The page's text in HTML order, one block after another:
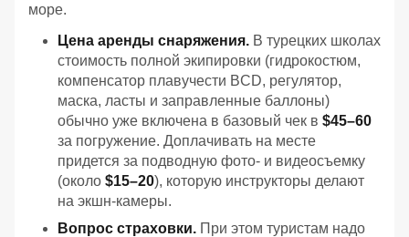
море.
Цена аренды снаряжения. В турецких школах
стоимость полной экипировки (гидрокостюм,
компенсатор плавучести BCD, регулятор,
маска, ласты и заправленные баллоны)
обычно уже включена в базовый чек в $45–60
за погружение. Доплачивать на месте
придется за подводную фото- и видеосъемку
(около $15–20), которую инструкторы делают
на экшн-камеры.
Вопрос страховки. При этом туристам надо